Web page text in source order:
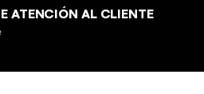
ATENCIÓN AL CLIENTE